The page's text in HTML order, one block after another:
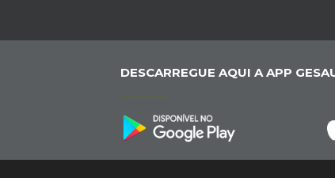
DESCARREGUE AQUI A APP